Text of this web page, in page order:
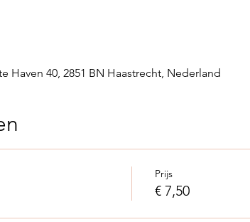
Haven 40, 2851 BN Haastrecht, Nederland
Prijs
€ 7,50